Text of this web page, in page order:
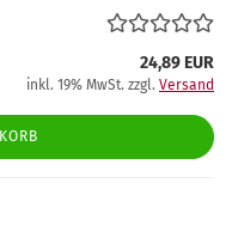
24,89 EUR
inkl. 19% MwSt. zzgl. Versand